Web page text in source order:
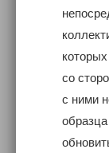
со
с ними